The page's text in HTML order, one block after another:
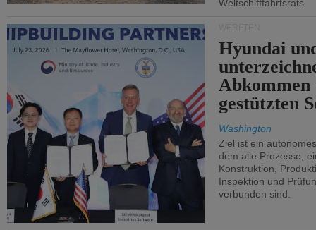
Weltschifffahrtsrats
Hyundai
gestützten
Washington
Ziel ist ein
dem alle Prozesse,
Konstruktion,
Inspektion und
verbunden sind.